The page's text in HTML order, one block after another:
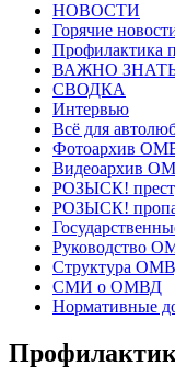
НОВОСТИ
Горячие
Профилактика
ВАЖНО
СВОДКА
Интервью
Всё для
Фотоархив
Видеоархив
РОЗЫСК!
РОЗЫСК!
Руководство
Структура
СМИ о ОМВД
Нормативные